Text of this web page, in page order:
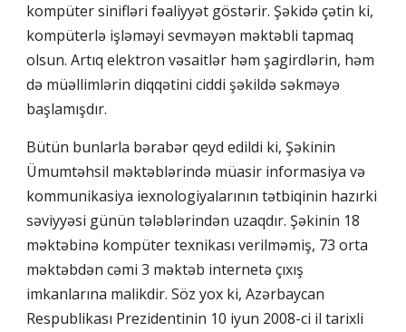
kompüter sinifləri fəaliyyət göstərir. Şəkidə çətin ki,
kompüterlə işləməyi sevməyən məktəbli tapmaq
olsun. Artıq elektron vəsaitlər həm şagirdlərin, həm
də müəllimlərin diqqətini ciddi şəkildə səkməyə
başlamışdır.
Bütün bunlarla bərabər qeyd edildi ki, Şəkinin
Ümumtəhsil məktəblərində müasir informasiya və
kommunikasiya iexnologiyalarının tətbiqinin hazırki
səviyyəsi günün tələblərindən uzaqdır. Şəkinin 18
məktəbinə kompüter texnikası verilməmiş, 73 orta
məktəbdən cəmi 3 məktəb internetə çıxış
imkanlarına malikdir. Söz yox ki, Azərbaycan
Respublikası Prezidentinin 10 iyun 2008-ci il tarixli